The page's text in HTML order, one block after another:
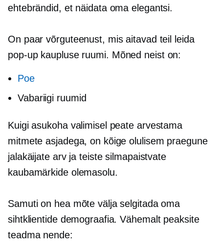
ehtebrändid, et näidata oma elegantsi.
On paar võrguteenust, mis aitavad teil leida
pop-upkaupluse ruumi. Mõned neist on:
Poe
Vabariigi ruumid
Kuigi asukoha valimisel peate arvestama
mitmete asjadega, on kõige olulisem praegune
jalakäijate arv ja teiste silmapaistvate
kaubamärkide olemasolu.
Samuti on hea mõte välja selgitada oma
sihtklientide demograafia. Vähemalt peaksite
teadma nende: